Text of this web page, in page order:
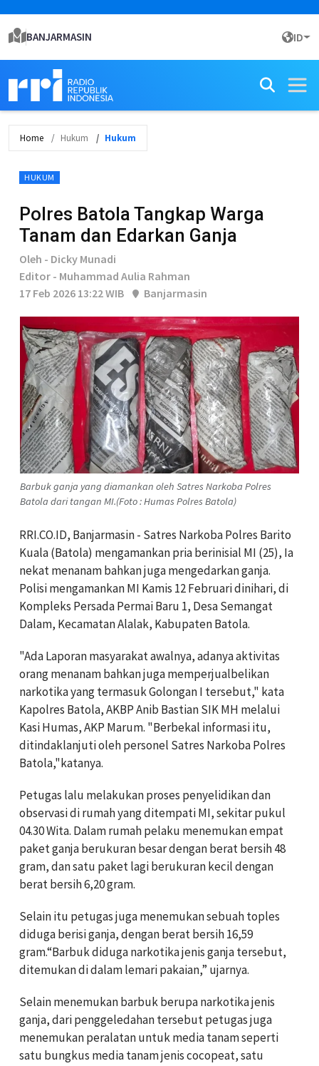
BANJARMASIN ID
Home Hukum Hukum
HUKUM
Polres Batola Tangkap Warga
Tanam dan Edarkan Ganja
Oleh - Dicky Munadi
Editor - Muhammad Aulia Rahman
17 Feb 2026 13:22 WIB
Banjarmasin
Barbuk ganja yang diamankan oleh Satres Narkoba Polres
Batola dari tangan MI.(Foto : Humas Polres Batola)
RRI.CO.ID, Banjarmasin - Satres Narkoba Polres Barito
Kuala (Batola) mengamankan pria berinisial MI (25), Ia
nekat menanam bahkan juga mengedarkan ganja.
Polisi mengamankan MI Kamis 12 Februari dinihari, di
Kompleks Persada Permai Baru 1, Desa Semangat
Dalam, Kecamatan Alalak, Kabupaten Batola.
"Ada Laporan masyarakat awalnya, adanya aktivitas
orang menanam bahkan juga memperjualbelikan
narkotika yang termasuk Golongan I tersebut," kata
Kapolres Batola, AKBP Anib Bastian SIK MH melalui
Kasi Humas, AKP Marum. "Berbekal informasi itu,
ditindaklanjuti oleh personel Satres Narkoba Polres
Batola,"katanya.
Petugas lalu melakukan proses penyelidikan dan
observasi di rumah yang ditempati MI, sekitar pukul
04.30 Wita. Dalam rumah pelaku menemukan empat
paket ganja berukuran besar dengan berat bersih 48
gram, dan satu paket lagi berukuran kecil dengan
berat bersih 6,20 gram.
Selain itu petugas juga menemukan sebuah toples
diduga berisi ganja, dengan berat bersih 16,59
gram.“Barbuk diduga narkotika jenis ganja tersebut,
ditemukan di dalam lemari pakaian,” ujarnya.
Selain menemukan barbuk berupa narkotika jenis
ganja, dari penggeledahan tersebut petugas juga
menemukan peralatan untuk media tanam seperti
satu bungkus media tanam jenis cocopeat, satu